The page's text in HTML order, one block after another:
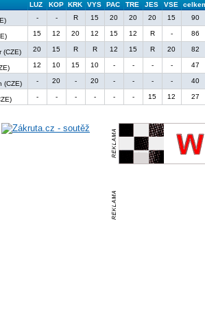
LUZ KOP KRK VYS PAC TRE JES VSE
- - R 15 20 20 20 15 90
15 12 20 12 15 12 R - 86
(CZE) 20 15 R R 12 15 R 20 82
12 10 15 10 - - - - 47
(CZE) - 20 - 20 - - - - 40
- - - - - - 15 12 27